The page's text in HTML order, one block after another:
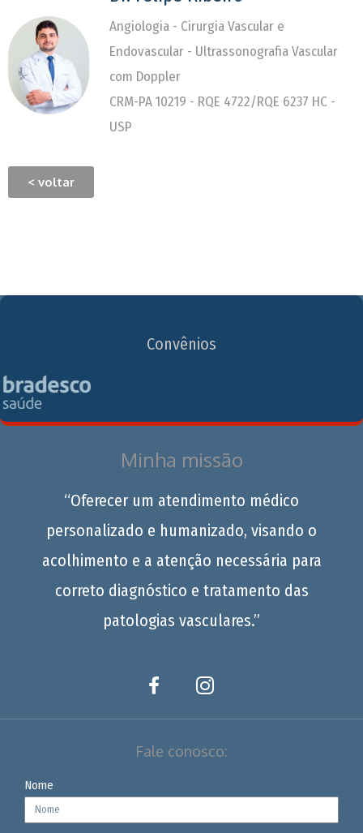
Angiologia - Cirurgia Vascular e
Endovascular - Ultrassonografia Vascular
com Doppler
CRM-PA 10219 - RQE 4722/RQE 6237 HC -
USP
< voltar
Convênios
Minha missão
“Oferecer um atendimento médico
personalizado e humanizado, visando o
acolhimento e a atenção necessária para
correto diagnóstico e tratamento das
patologias vasculares.”
Fale conosco:
Nome